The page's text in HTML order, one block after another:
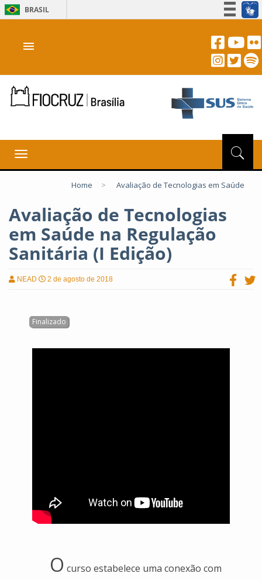
BRASIL
Acesso à informação
Canais
menu
Toggle
navigation
Home > Avaliação de Tecnologias em Saúde
Avaliação de Tecnologias
em Saúde na Regulação
Sanitária (I Edição)
NEAD 2 de agosto de 2018
O curso estabelece uma conexão com